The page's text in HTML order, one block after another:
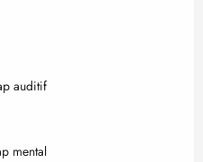
auditif
mental